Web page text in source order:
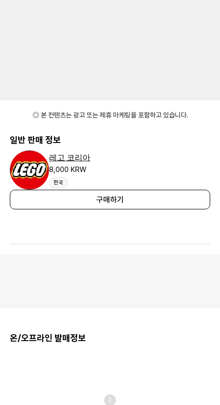
◎ 본 컨텐츠는 광고 또는 제휴 마케팅을 포함하고 있습니다.
일반 판매 정보
레고 코리아
8,000 KRW
한국
구매하기
온/오프라인 발매정보